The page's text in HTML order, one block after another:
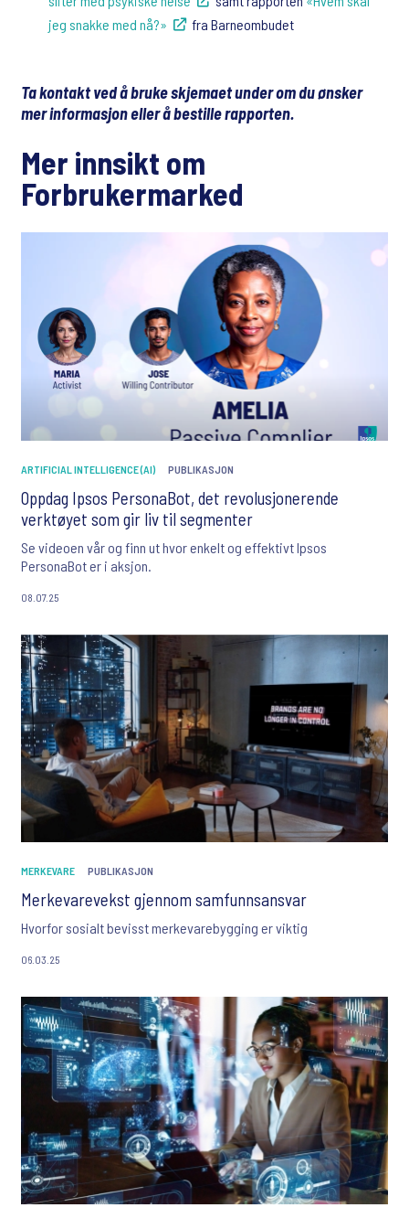
jeg snakke med nå?»
fra Barneombudet
Ta kontakt ved å bruke skjemaet under om du ønsker
mer informasjon eller å bestille rapporten.
Mer innsikt om
Forbrukermarked
ARTIFICIAL INTELLIGENCE (AI) PUBLIKASJON
Oppdag Ipsos PersonaBot, det revolusjonerende
verktøyet som gir liv til segmenter
Se videoen vår og finn ut hvor enkelt og effektivt Ipsos
PersonaBot er i aksjon.
08.07.25
MERKEVARE PUBLIKASJON
Merkevarevekst gjennom samfunnsansvar
Hvorfor sosialt bevisst merkevarebygging er viktig
06.03.25